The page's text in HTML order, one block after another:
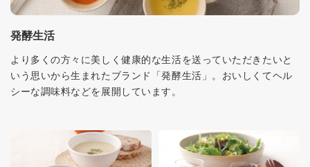
発酵生活
より多くの方々に美しく健康的な生活を送っていただきたいと
いう思いから生まれたブランド「発酵生活」。おいしくてヘル
シーな調味料などを展開しています。